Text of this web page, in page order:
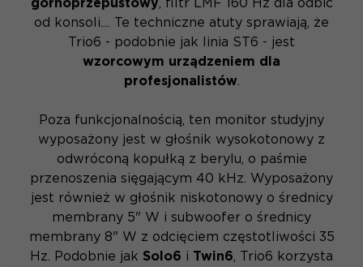
górnoprzepustowy, filtr LMF 160 Hz dla odbić
od konsoli.... Te techniczne atuty sprawiają, że
Trio6 - podobnie jak linia ST6 - jest
wzorcowym urządzeniem dla
profesjonalistów.
Poza funkcjonalnością, ten monitor studyjny
wyposażony jest w głośnik wysokotonowy z
odwróconą kopułką z berylu, o paśmie
przenoszenia sięgającym 40 kHz. Wyposażony
jest również w głośnik niskotonowy o średnicy
membrany 5" W i subwoofer o średnicy
membrany 8" W z odcięciem częstotliwości 35
Hz. Podobnie jak Solo6 i Twin6, Trio6 korzysta